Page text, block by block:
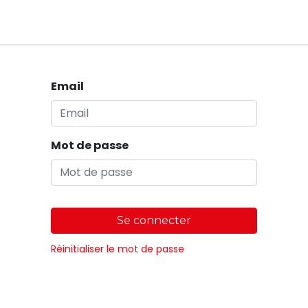
Email
Mot de passe
Se connecter
Réinitialiser le mot de passe